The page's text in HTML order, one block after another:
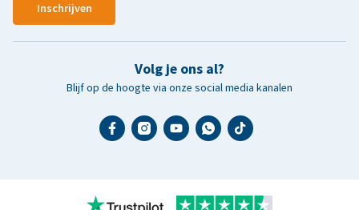
Inschrijven
Volg je ons al?
Blijf op de hoogte via onze social media kanalen